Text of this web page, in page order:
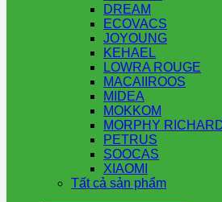
DREAM
ECOVACS
JOYOUNG
KEHAEL
LOWRA ROUGE
MACAIIROOS
MIDEA
MOKKOM
MORPHY
PETRUS
SOOCAS
XIAOMI
Tất cả sản phẩm